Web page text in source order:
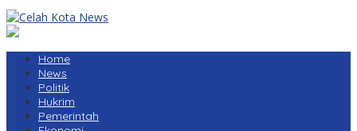
Home
News
Politik
Hukrim
Pemerintah